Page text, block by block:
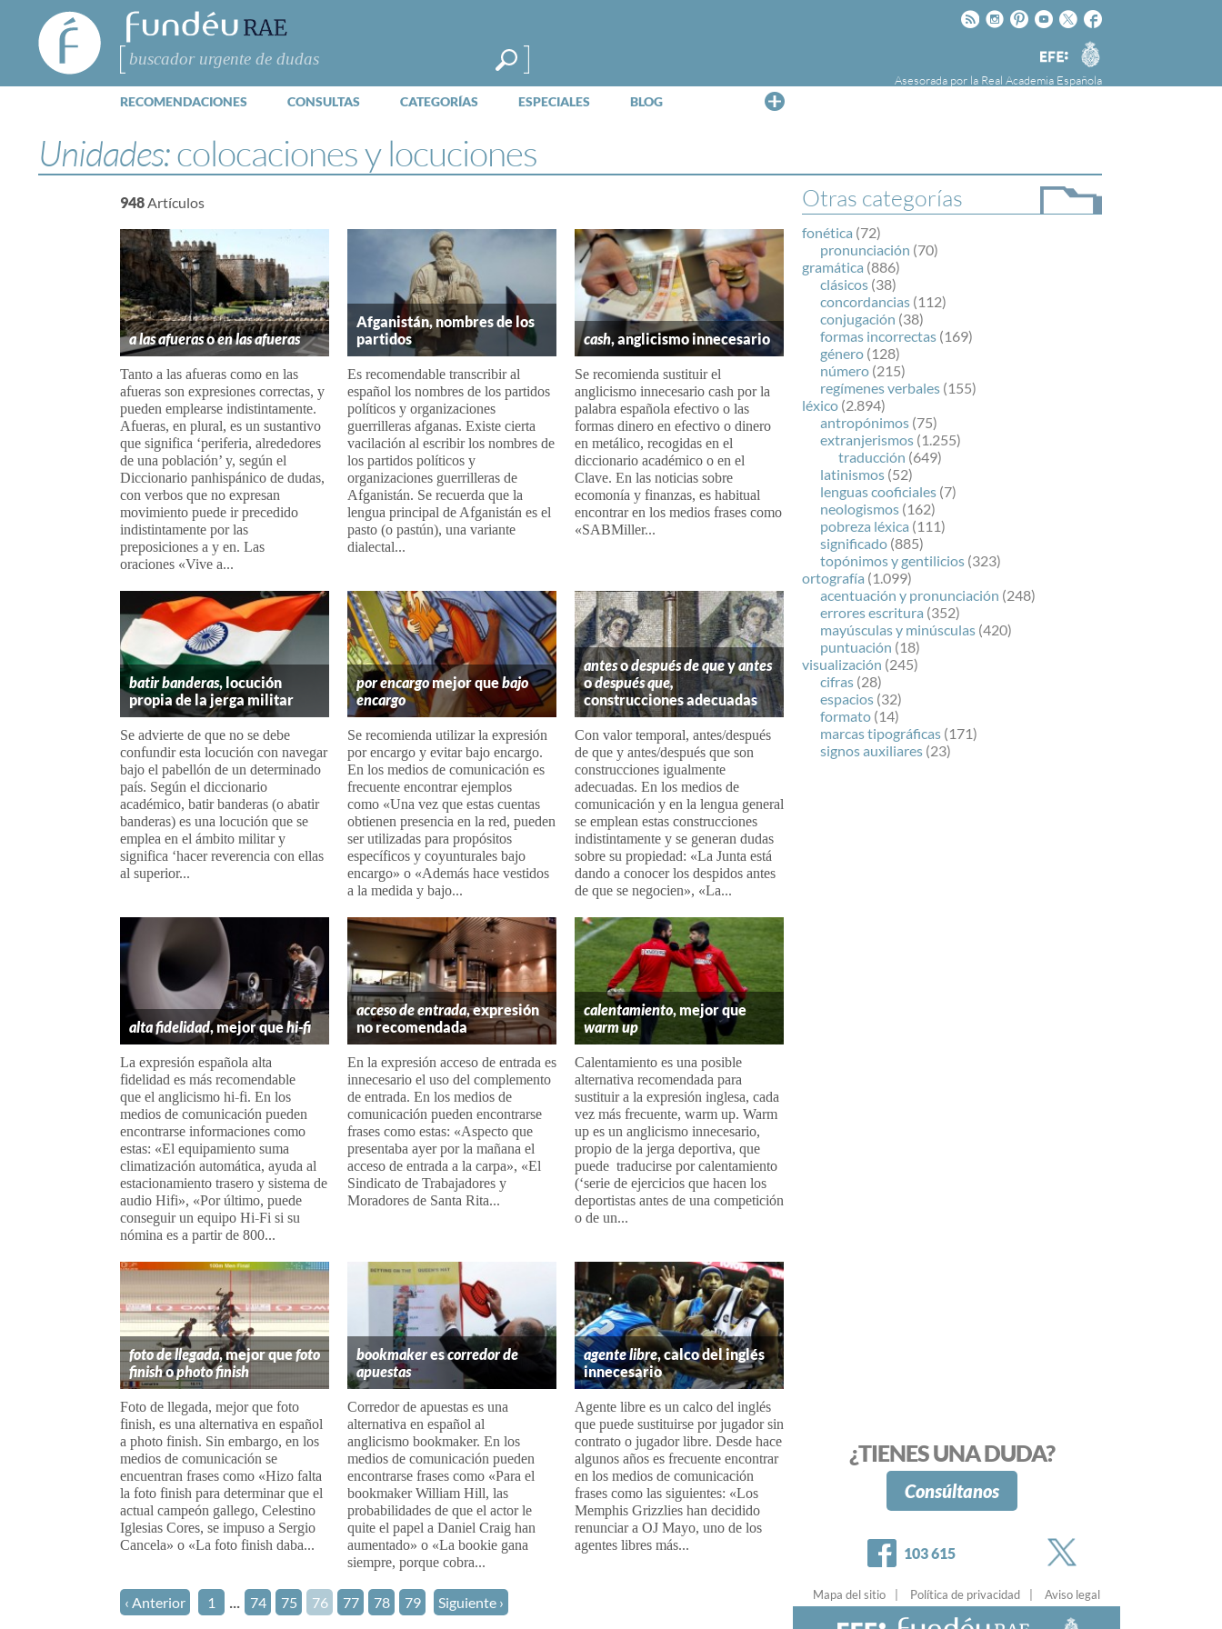
FundéuRAE
- Fundación
del Español
Urgente
Buscar
Facebook
Twitter
Youtube
Pinteres
Instagram
Rss
Agencia
EFE
Asesorada por la Real Academia Española
RECOMENDACIONES CONSULTAS CATEGORÍAS ESPECIALES BLOG
la Agencia Efe y la Real Academia Española,
cuyo objetivo es colaborar con el buen uso del
español en los medios de comunicación y en
Internet.
Unidades:colocaciones y locuciones
Otras categorías
fonética (72)
pronunciación (70)
gramática (886)
clásicos (38)
concordancias (112)
conjugación (38)
formas incorrectas (169)
género (128)
número (215)
regímenes verbales (155)
léxico (2.894)
antropónimos (75)
extranjerismos (1.255)
traducción (649)
latinismos (52)
lenguas cooficiales (7)
neologismos (162)
pobreza léxica (111)
significado (885)
topónimos y gentilicios (323)
ortografía (1.099)
acentuación y pronunciación (248)
errores escritura (352)
mayúsculas y minúsculas (420)
puntuación (18)
visualización (245)
cifras (28)
espacios (32)
formato (14)
marcas tipográficas (171)
signos auxiliares (23)
948Artículos
a las afuerasoen las afueras
Tanto a las afueras como en las
afueras son expresiones correctas, y
pueden emplearse indistintamente.
Afueras, en plural, es un sustantivo
que significa ‘periferia, alrededores
de una población’ y, según el
Diccionario panhispánico de dudas,
con verbos que no expresan
movimiento puede ir precedido
indistintamente por las
preposiciones a y en. Las
oraciones «Vive a...
Afganistán, nombres de los
partidos
Es recomendable transcribir al
español los nombres de los partidos
políticos y organizaciones
guerrilleras afganas. Existe cierta
vacilación al escribir los nombres de
los partidos políticos y
organizaciones guerrilleras de
Afganistán. Se recuerda que la
lengua principal de Afganistán es el
pasto (o pastún), una variante
dialectal...
cash, anglicismo innecesario
Se recomienda sustituir el
anglicismo innecesario cash por la
palabra española efectivo o las
formas dinero en efectivo o dinero
en metálico, recogidas en el
diccionario académico o en el
Clave. En las noticias sobre
ecomonía y finanzas, es habitual
encontrar en los medios frases como
«SABMiller...
batir banderas, locución
propia de la jerga militar
Se advierte de que no se debe
confundir esta locución con navegar
bajo el pabellón de un determinado
país. Según el diccionario
académico, batir banderas (o abatir
banderas) es una locución que se
emplea en el ámbito militar y
significa ‘hacer reverencia con ellas
al superior...
por encargomejor quebajo
encargo
Se recomienda utilizar la expresión
por encargo y evitar bajo encargo.
En los medios de comunicación es
frecuente encontrar ejemplos
como «Una vez que estas cuentas
obtienen presencia en la red, pueden
ser utilizadas para propósitos
específicos y coyunturales bajo
encargo» o «Además hace vestidos
a la medida y bajo...
antesodespués de queyantes
odespués que,
construcciones adecuadas
Con valor temporal, antes/después
de que y antes/después que son
construcciones igualmente
adecuadas. En los medios de
comunicación y en la lengua general
se emplean estas construcciones
indistintamente y se generan dudas
sobre su propiedad: «La Junta está
dando a conocer los despidos antes
de que se negocien», «La...
alta fidelidad, mejor quehi-fi
La expresión española alta
fidelidad es más recomendable
que el anglicismo hi-fi. En los
medios de comunicación pueden
encontrarse informaciones como
estas: «El equipamiento suma
climatización automática, ayuda al
estacionamiento trasero y sistema de
audio Hifi», «Por último, puede
conseguir un equipo Hi-Fi si su
nómina es a partir de 800...
acceso de entrada, expresión
no recomendada
En la expresión acceso de entrada es
innecesario el uso del complemento
de entrada. En los medios de
comunicación pueden encontrarse
frases como estas: «Aspecto que
presentaba ayer por la mañana el
acceso de entrada a la carpa», «El
Sindicato de Trabajadores y
Moradores de Santa Rita...
calentamiento, mejor que
warm up
Calentamiento es una posible
alternativa recomendada para
sustituir a la expresión inglesa, cada
vez más frecuente, warm up. Warm
up es un anglicismo innecesario,
propio de la jerga deportiva, que
puede traducirse por calentamiento
(‘serie de ejercicios que hacen los
deportistas antes de una competición
o de un...
foto de llegada, mejor quefoto
finishophoto finish
Foto de llegada, mejor que foto
finish, es una alternativa en español
a photo finish. Sin embargo, en los
medios de comunicación se
encuentran frases como «Hizo falta
la foto finish para determinar que el
actual campeón gallego, Celestino
Iglesias Cores, se impuso a Sergio
Cancela» o «La foto finish daba...
bookmakerescorredor de
apuestas
Corredor de apuestas es una
alternativa en español al
anglicismo bookmaker. En los
medios de comunicación pueden
encontrarse frases como «Para el
bookmaker William Hill, las
probabilidades de que el actor le
quite el papel a Daniel Craig han
aumentado» o «La bookie gana
siempre, porque cobra...
agente libre, calco del inglés
innecesario
Agente libre es un calco del inglés
que puede sustituirse por jugador sin
contrato o jugador libre. Desde hace
algunos años es frecuente encontrar
en los medios de comunicación
frases como las siguientes: «Los
Memphis Grizzlies han decidido
renunciar a OJ Mayo, uno de los
agentes libres más...
‹ Anterior 1 74 75 76 77 78 79 Siguiente ›
¿TIENES UNA DUDA?
Consúltanos
Facebook
103 615
Mapa del sitio Política de privacidad Aviso legal